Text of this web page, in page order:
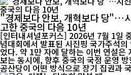
"경제보다 안보, 개혁보다 당"…
고한 중국의 다음 10년
[인터내셔널포커스] 2026년 7월 1일
념대회에서 발표된 시진핑 국가주석
었다. 약 1만 자에 달하는 이번 연설은
보는 동시에, 향후 중국의 국정 운영
공산당이 어떤 방식으로 장기 집권과